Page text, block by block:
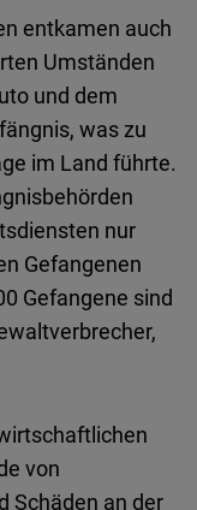
entkamen auch
Umständen
und dem
was zu
im Land führte.
nur
Gefangenen
Gefangene sind
von
Schäden an der